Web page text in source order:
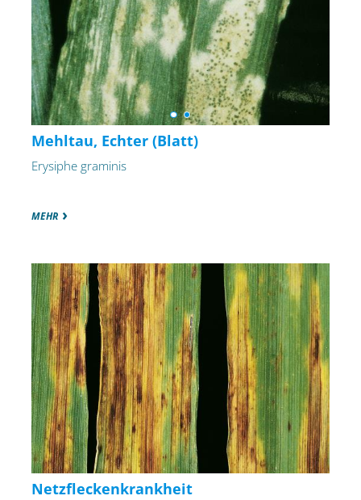
Mehltau, Echter (Blatt)
Erysiphe graminis
MEHR
Netzfleckenkrankheit